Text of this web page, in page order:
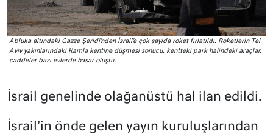
Abluka altındaki Gazze Şeridi’nden İsrail’e çok sayıda roket fırlatıldı. Roketlerin Tel
Aviv yakınlarındaki Ramla kentine düşmesi sonucu, kentteki park halindeki araçlar,
caddeler bazı evlerde hasar oluştu.
İsrail genelinde olağanüstü hal ilan edildi.
İsrail’in önde gelen yayın kuruluşlarından